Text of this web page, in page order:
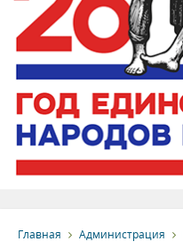
Главная Администрация